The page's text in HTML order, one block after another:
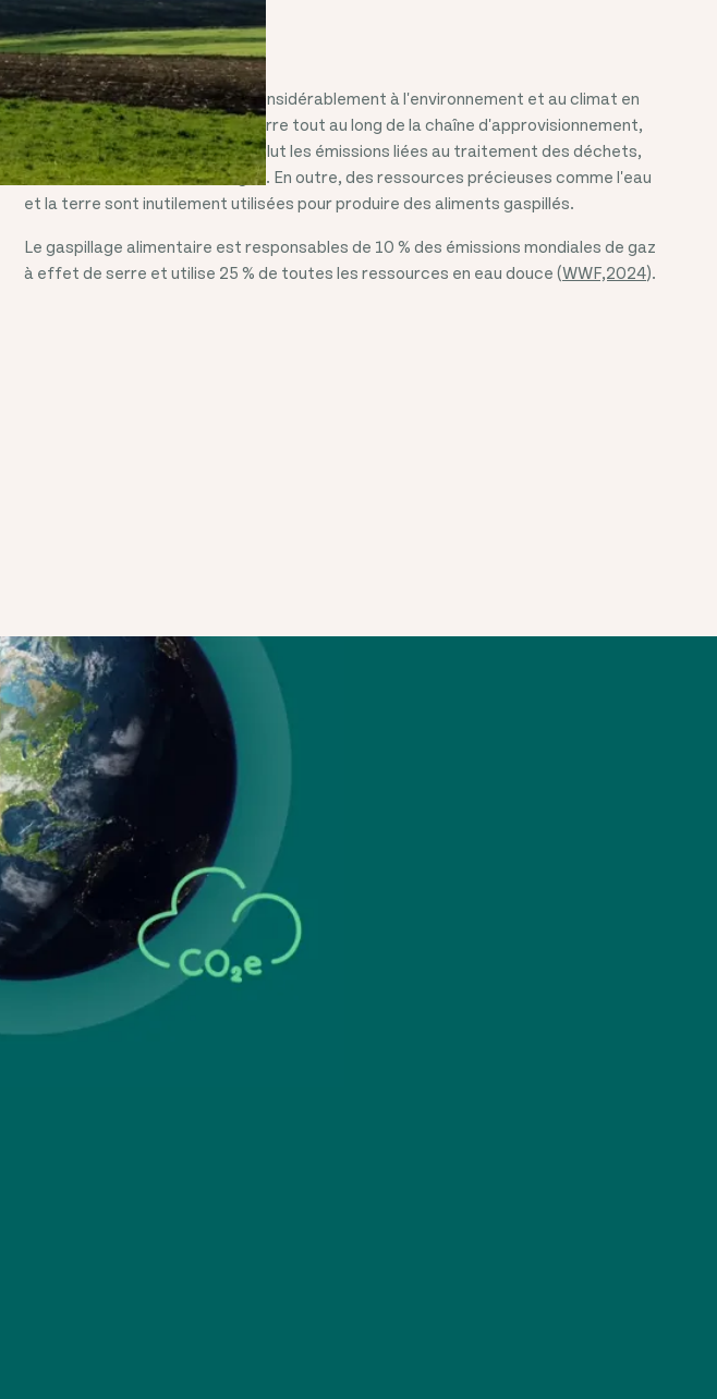
Le gaspillage alimentaire nuit considérablement à l'environnement et au climat en
émettant des gaz à effet de serre tout au long de la chaîne d'approvisionnement,
de la ferme à l'assiette. Cela inclut les émissions liées au traitement des déchets,
notamment dans les décharges. En outre, des ressources précieuses comme l'eau
et la terre sont inutilement utilisées pour produire des aliments gaspillés.
Le gaspillage alimentaire est responsables de 10 % des émissions mondiales de gaz
à effet de serre et utilise 25 % de toutes les ressources en eau douce (WWF,2024).